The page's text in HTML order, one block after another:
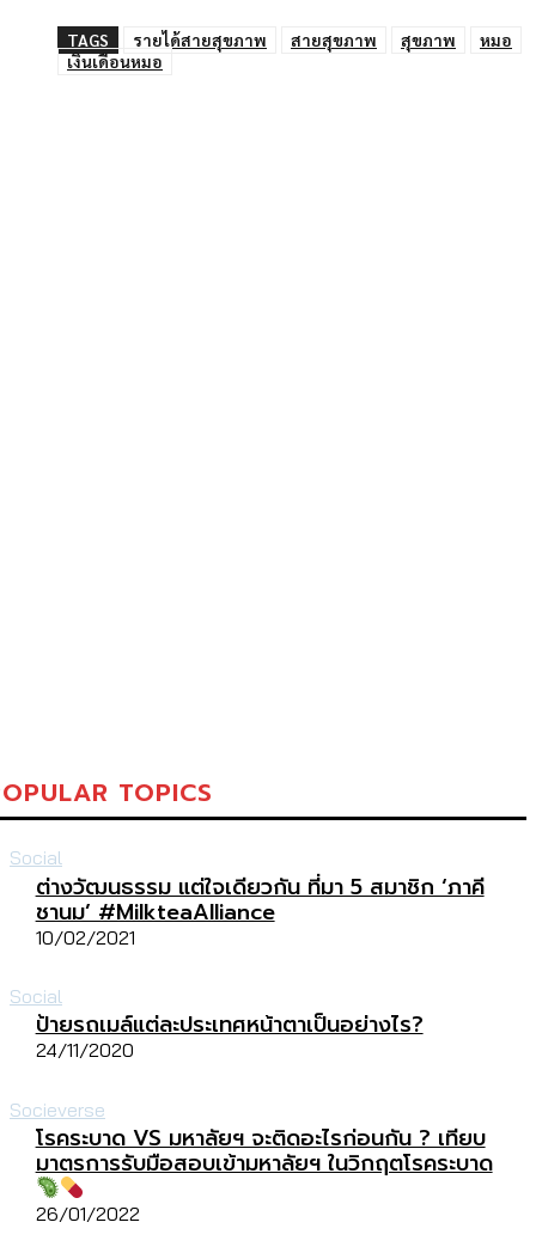
TAGS รายได้สายสุขภาพ สายสุขภาพ สุขภาพ
หมอ
เงินเดือนหมอ
TOPICS
Social
ต่างวัฒนธรรม แต่ใจเดียวกัน ที่มา 5 สมาชิก ‘ภาคี
ชานม’ #MilkteaAlliance
10/02/2021
Social
ป้ายรถเมล์แต่ละประเทศหน้าตาเป็นอย่างไร?
24/11/2020
Socieverse
โรคระบาด VS มหาลัยฯ จะติดอะไรก่อนกัน ? เทียบ
มาตรการรับมือสอบเข้ามหาลัยฯ ในวิกฤตโรคระบาด
26/01/2022